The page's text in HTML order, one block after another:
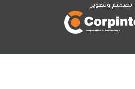
تصميم وتطوير